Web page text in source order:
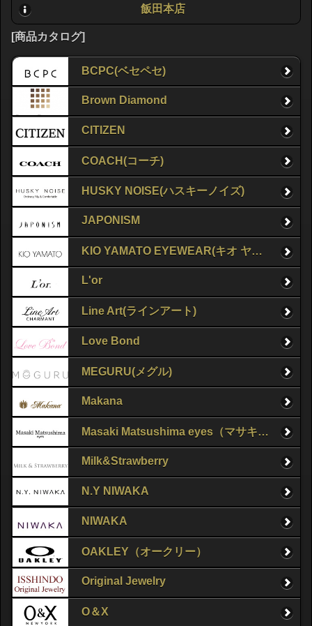
飯田本店
[商品カタログ]
BCPC(ベセペセ)
Brown Diamond
CITIZEN
COACH(コーチ)
HUSKY NOISE(ハスキーノイズ)
JAPONISM
KIO YAMATO EYEWEAR(キオ ヤマト アイウェア)
L'or
Line Art(ラインアート)
Love Bond
MEGURU(メグル)
Makana
Masaki Matsushima eyes（マサキマツシマ）
Milk&Strawberry
N.Y NIWAKA
NIWAKA
OAKLEY（オークリー）
Original Jewelry
O＆X